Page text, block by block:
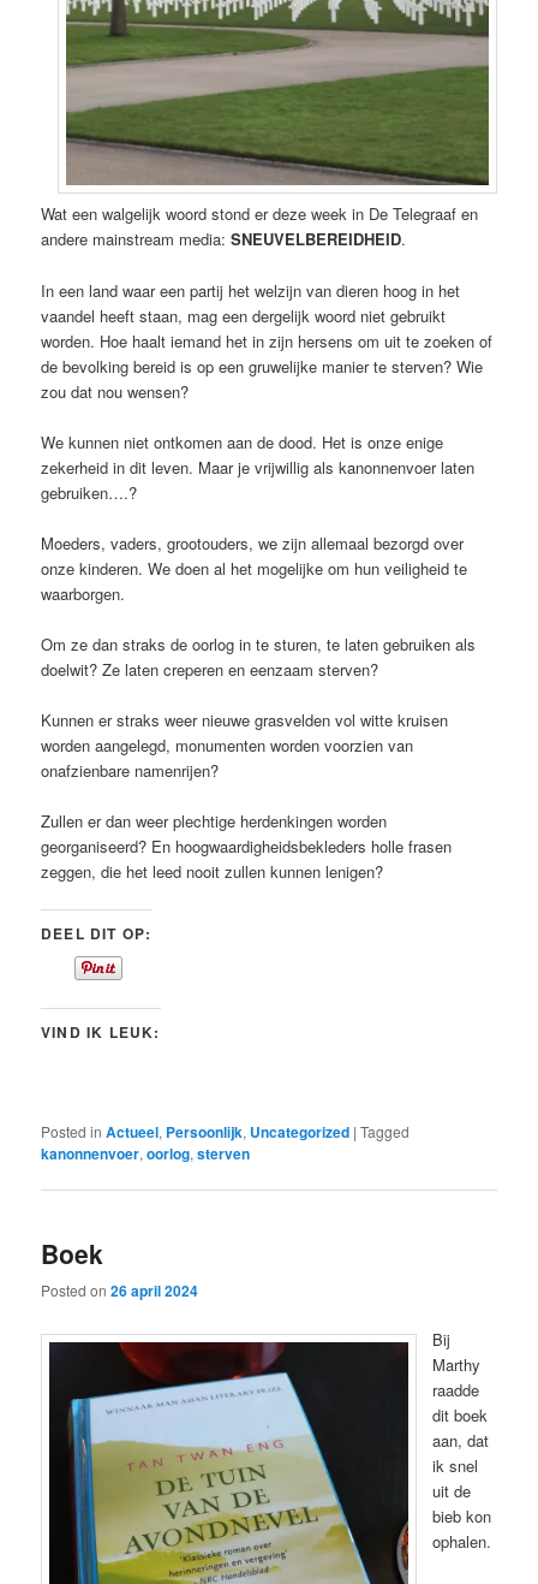
Wat een walgelijk woord stond er deze week in De Telegraaf en
andere mainstream media:SNEUVELBEREIDHEID.
In een land waar een partij het welzijn van dieren hoog in het
vaandel heeft staan, mag een dergelijk woord niet gebruikt
worden. Hoe haalt iemand het in zijn hersens om uit te zoeken of
de bevolking bereid is op een gruwelijke manier te sterven? Wie
zou dat nou wensen?
We kunnen niet ontkomen aan de dood. Het is onze enige
zekerheid in dit leven. Maar je vrijwillig als kanonnenvoer laten
gebruiken….?
Moeders, vaders, grootouders, we zijn allemaal bezorgd over
onze kinderen. We doen al het mogelijke om hun veiligheid te
waarborgen.
Om ze dan straks de oorlog in te sturen, te laten gebruiken als
doelwit? Ze laten creperen en eenzaam sterven?
Kunnen er straks weer nieuwe grasvelden vol witte kruisen
worden aangelegd, monumenten worden voorzien van
onafzienbare namenrijen?
Zullen er dan weer plechtige herdenkingen worden
georganiseerd? En hoogwaardigheidsbekleders holle frasen
zeggen, die het leed nooit zullen kunnen lenigen?
DEEL DIT OP:
VIND IK LEUK:
Posted in Actueel, Persoonlijk, Uncategorized |Tagged
kanonnenvoer,oorlog,sterven
Boek
Posted on26 april 2024
Bij
Marthy
raadde
dit boek
aan, dat
ik snel
uit de
bieb kon
ophalen.